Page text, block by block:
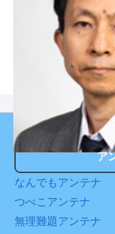
のあり方に関する意識調
NEW!
【阪神】ガルシア、2
合連続スタメンで6番左
同一カード3連敗阻止な
クレバテスⅡ-魔獣の
偽りの勇者伝承- 第4話 感
想：敵を探すよりトアの
を餌に誘き出す作戦！
【画像】発達障害の
もはこの絵の意味がすぐ
分からないらしい
日本が北朝鮮に辛勝し
ア
なんでもアンテナ
つべこアンテナ
無理難題アンテナ